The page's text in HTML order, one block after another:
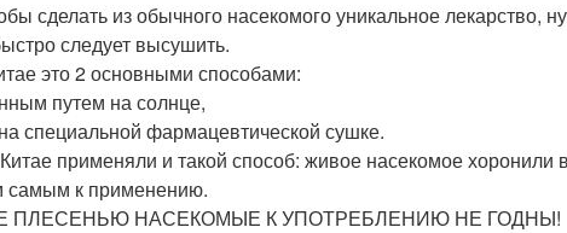
сделать из обычного насекомого уникальное лекарство,
следует высушить.
это 2 основными способами:
путем на солнце,
специальной фармацевтической сушке.
применяли и такой способ: живое насекомое хоронили
самым к применению.
ПЛЕСЕНЬЮ НАСЕКОМЫЕ К УПОТРЕБЛЕНИЮ НЕ ГОДНЫ!